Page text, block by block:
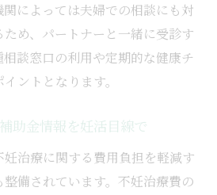
関によっては夫婦での相談にも対
め、パートナーと一緒に受診す
談窓口の利用や定期的な健康チ
ントとなります。
助金情報を妊活目線で
治療に関する費用負担を軽減す
備されています。不妊治療費の